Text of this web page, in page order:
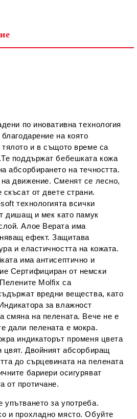
за лични данни
рамките на работния ден.
по иновативна технология
на която
тялото и в същото време са
поддържат бебешката кожа
абсорбирането на течността.
движение. Сменят се лесно,
от двете страни.
технологията всички
дишащ и мек като памук
Алое Верата има
ефект. Защитава
и еластичността на кожата.
има антисептично и
Сертифициран от немски
Molfix са
вредни вещества, като
за влажност
смяна на пелената. Вече не е
дали пелената е мокра.
индикаторът променя цвета
цвят. Двойният абсорбиращ
до сърцевината на пелената
бариери осигуряват
от протичане.
упътването за употреба.
и прохладно място. Обуйте